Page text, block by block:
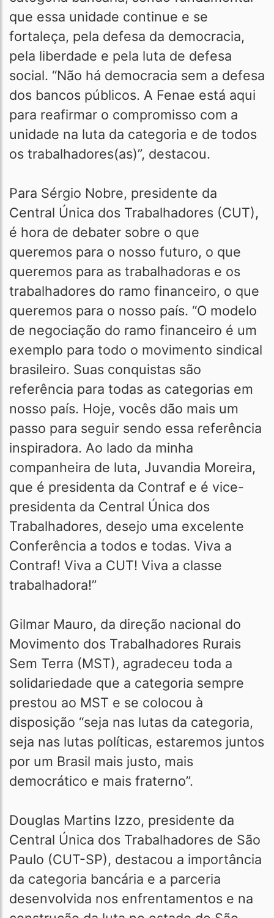
que essa unidade continue e se
fortaleça, pela defesa da democracia,
pela liberdade e pela luta de defesa
social. “Não há democracia sem a defesa
dos bancos públicos. A Fenae está aqui
para reafirmar o compromisso com a
unidade na luta da categoria e de todos
os trabalhadores(as)”, destacou.
Para Sérgio Nobre, presidente da
Central Única dos Trabalhadores (CUT),
é hora de debater sobre o que
queremos para o nosso futuro, o que
queremos para as trabalhadoras e os
trabalhadores do ramo financeiro, o que
queremos para o nosso país. “O modelo
de negociação do ramo financeiro é um
exemplo para todo o movimento sindical
brasileiro. Suas conquistas são
referência para todas as categorias em
nosso país. Hoje, vocês dão mais um
passo para seguir sendo essa referência
inspiradora. Ao lado da minha
companheira de luta, Juvandia Moreira,
que é presidenta da Contraf e é vice-
presidenta da Central Única dos
Trabalhadores, desejo uma excelente
Conferência a todos e todas. Viva a
Contraf! Viva a CUT! Viva a classe
trabalhadora!”
Gilmar Mauro, da direção nacional do
Movimento dos Trabalhadores Rurais
Sem Terra (MST), agradeceu toda a
solidariedade que a categoria sempre
prestou ao MST e se colocou à
disposição “seja nas lutas da categoria,
seja nas lutas políticas, estaremos juntos
por um Brasil mais justo, mais
democrático e mais fraterno”.
Douglas Martins Izzo, presidente da
Central Única dos Trabalhadores de São
Paulo (CUT-SP), destacou a importância
da categoria bancária e a parceria
desenvolvida nos enfrentamentos e na